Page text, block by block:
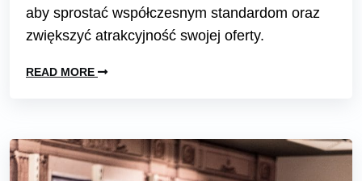
aby sprostać współczesnym standardom oraz
zwiększyć atrakcyjność swojej oferty.
READ MORE